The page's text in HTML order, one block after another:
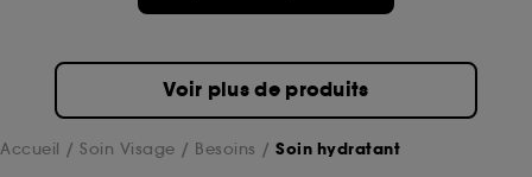
Voir plus de produits
Accueil Soin Visage Besoins Soin hydratant